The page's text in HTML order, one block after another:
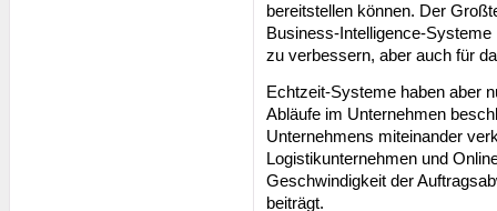
bereitstellen können. Der
Business-Intelligence-
zu verbessern, aber auch für
Echtzeit-Systeme haben aber
Abläufe im Unternehmen
Unternehmens miteinander
Logistikunternehmen und
Geschwindigkeit der
beiträgt.